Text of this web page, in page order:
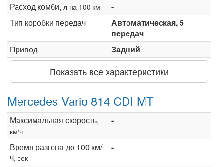
Расход комби, л на 100 км
-
Тип коробки передач
Автоматическая, 5
передач
Привод
Задний
Показать все характеристики
Mercedes Vario 814 CDI MT
Максимальная скорость,
км/ч
-
Время разгона до 100 км/
ч, сек
-